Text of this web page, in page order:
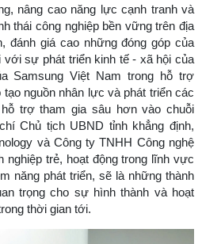
nâng cao năng lực cạnh tranh và
thái công nghiệp bền vững trên địa
đánh giá cao những đóng góp của
với sự phát triển kinh tế - xã hội của
Samsung Việt Nam trong hỗ trợ
nguồn nhân lực và phát triển các
hỗ trợ tham gia sâu hơn vào chuỗi
Chủ tịch UBND tỉnh khẳng định,
và Công ty TNHH Công nghệ
nghiệp trẻ, hoạt động trong lĩnh vực
năng phát triển, sẽ là những thành
trọng cho sự hình thành và hoạt
thời gian tới.